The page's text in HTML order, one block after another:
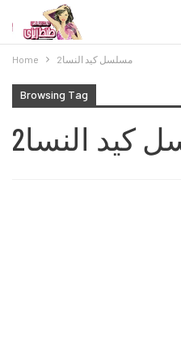
Home مسلسل كيد النسا2
Browsing Tag
كيد النسا2